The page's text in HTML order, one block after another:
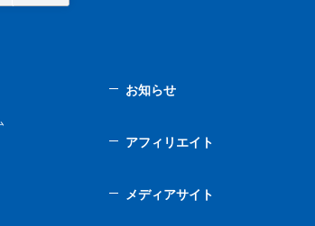
お知らせ
アフィリエイト
メディアサイト